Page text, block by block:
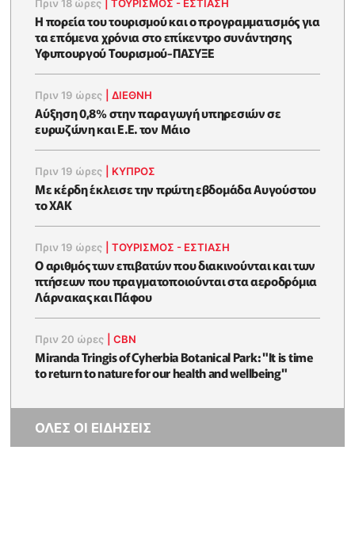
Πριν 18 ώρες |ΤΟΥΡΙΣΜΟΣ - ΕΣΤΙΑΣΗ
Η πορεία του τουρισμού και ο προγραμματισμός για
τα επόμενα χρόνια στο επίκεντρο συνάντησης
Υφυπουργού Τουρισμού-ΠΑΣΥΞΕ
Πριν 19 ώρες |ΔΙΕΘΝΗ
Αύξηση 0,8% στην παραγωγή υπηρεσιών σε
ευρωζώνη και Ε.Ε. τον Μάιο
Πριν 19 ώρες ΚΥΠΡΟΣ
Με κέρδη έκλεισε την πρώτη εβδομάδα Αυγούστου
το ΧΑΚ
Πριν 19 ώρες |ΤΟΥΡΙΣΜΟΣ - ΕΣΤΙΑΣΗ
Ο αριθμός των επιβατών που διακινούνται και των
πτήσεων που πραγματοποιούνται στα αεροδρόμια
Λάρνακας και Πάφου
Πριν 20 ώρες |CBN
Miranda Tringis of Cyherbia Botanical Park: "It is time
to return to nature for our health and wellbeing"
ΟΛΕΣ ΟΙ ΕΙΔΗΣΕΙΣ